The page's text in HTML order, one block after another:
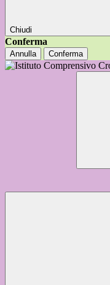
Chiudi
Conferma
Annulla Conferma